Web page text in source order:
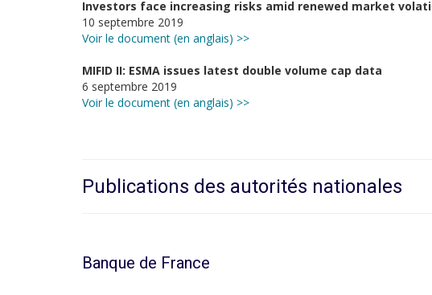
Investors face increasing risks amid renewed market
10 septembre 2019
Voir le document (en anglais) >>
MIFID II: ESMA issues latest double volume cap data
6 septembre 2019
Voir le document (en anglais) >>
Publications des autorités nationales
Banque de France